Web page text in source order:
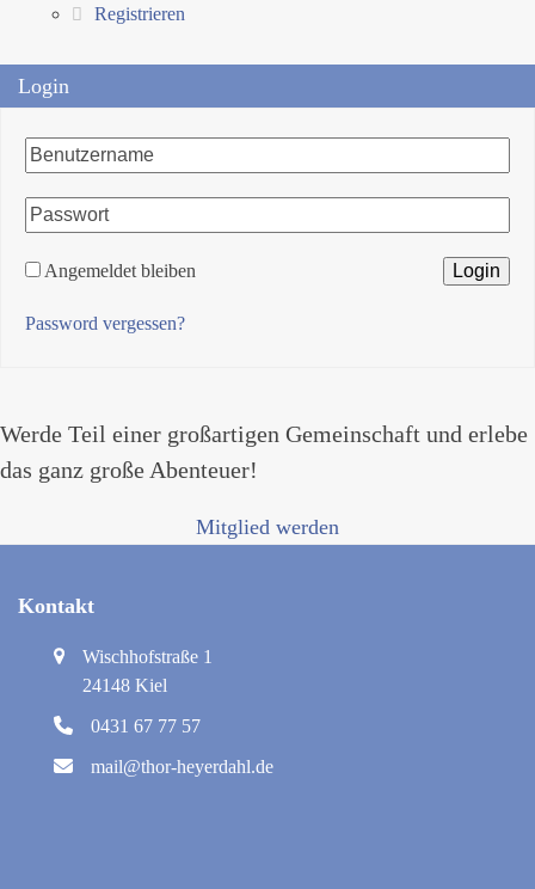
Registrieren
Login
Angemeldet bleiben
Password vergessen?
Werde Teil einer großartigen Gemeinschaft und erlebe
das ganz große Abenteuer!
Mitglied werden
Kontakt
Wischhofstraße 1
24148 Kiel
0431 67 77 57
mail@thor-heyerdahl.de